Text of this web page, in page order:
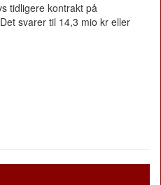
tidligere kontrakt på
svarer til 14,3 mio kr eller